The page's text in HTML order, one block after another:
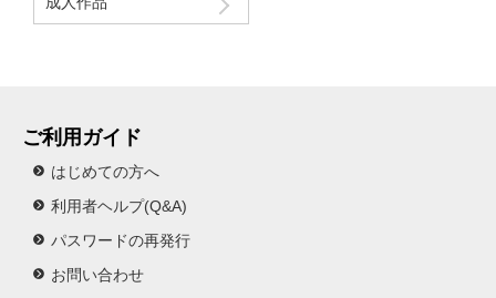
ご利用ガイド
はじめての方へ
利用者ヘルプ(Q&A)
パスワードの再発行
お問い合わせ